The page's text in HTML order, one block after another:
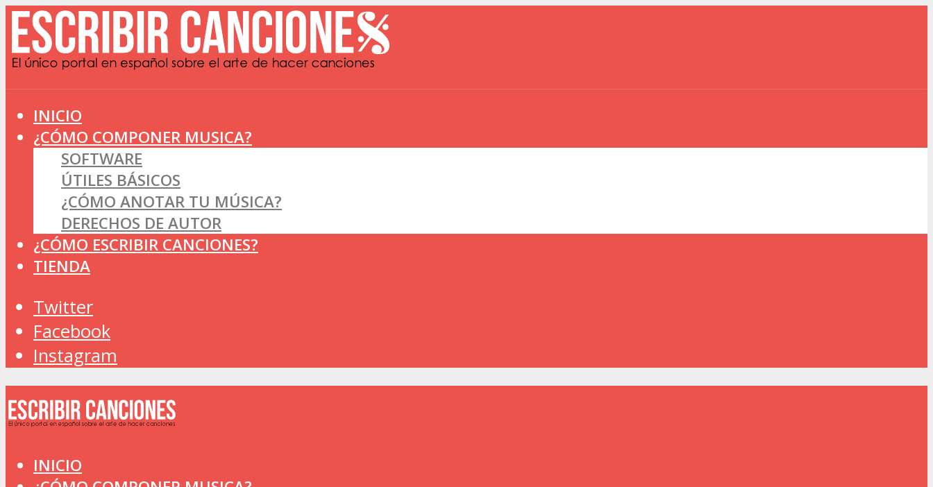
INICIO
¿CÓMO COMPONER MUSICA?
SOFTWARE
ÚTILES BÁSICOS
¿CÓMO ANOTAR TU MÚSICA?
DERECHOS DE AUTOR
¿CÓMO ESCRIBIR CANCIONES?
TIENDA
Twitter
Facebook
Instagram
INICIO